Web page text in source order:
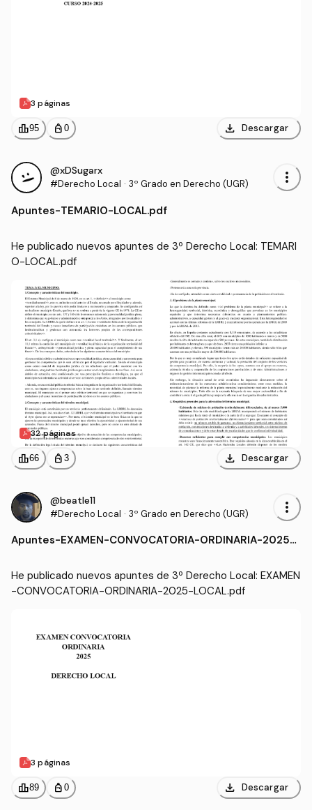
3 páginas
leaderboard95 personal_bag 0 download Descargar
@xDSugarx
#Derecho Local · 3º Grado en Derecho (UGR) more_vert
Apuntes-TEMARIO-LOCAL.pdf
He publicado nuevos apuntes de 3º Derecho Local: TEMARI
O-LOCAL.pdf
32 páginas
leaderboard66 personal_bag 3 download Descargar
@beatle11
#Derecho Local · 3º Grado en Derecho (UGR) more_vert
Apuntes-EXAMEN-CONVOCATORIA-ORDINARIA-2025-L
He publicado nuevos apuntes de 3º Derecho Local: EXAMEN
-CONVOCATORIA-ORDINARIA-2025-LOCAL.pdf
3 páginas
leaderboard89 personal_bag 0 download Descargar